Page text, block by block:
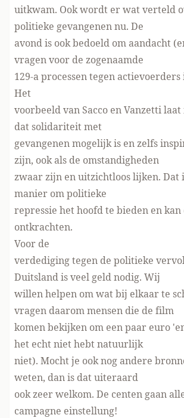
uitkwam. Ook wordt er wat verteld
politieke gevangenen nu. De
avond is ook bedoeld om aandacht
vragen voor de zogenaamde
129-a processen tegen
Het
voorbeeld van Sacco en Vanzetti
dat solidariteit met
gevangenen mogelijk is en zelfs
zijn, ook als de omstandigheden
zwaar zijn en uitzichtloos lijken. Dat
manier om politieke
repressie het hoofd te bieden en kan
ontkrachten.
Voor de
verdediging tegen de politieke
Duitsland is veel geld nodig. Wij
willen helpen om wat bij elkaar te
vragen daarom mensen die de film
komen bekijken om een paar euro
het echt niet hebt natuurlijk
niet). Mocht je ook nog andere
weten, dan is dat uiteraard
ook zeer welkom. De centen gaan
campagne einstellung!